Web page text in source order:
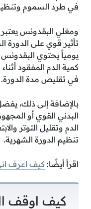
في طرد السموم
ومغلي البقدونس يعتبر
تأثير قوي على الدورة
يومياً يحتوي
كمية الدم المفقود
في تقليص مدة الدورة.
بالإضافة إلى ذلك،
البدني القوي أو
الدم وتقليل التوتر
تنظيم الدورة الشهرية.
اقرأ أيضًا: كيف اعرف
كيف اوقف